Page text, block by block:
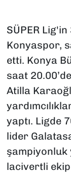
SÜPER
Konyaspor,
etti. Konya
saat
Atilla
yaptı. Ligde
lider
şampiyonluk
lacivertli